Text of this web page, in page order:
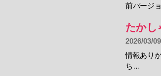
前バージ
たかし
2026/03/09
情報あり
ち…